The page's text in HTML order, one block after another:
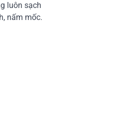
luôn sạch
nấm mốc.